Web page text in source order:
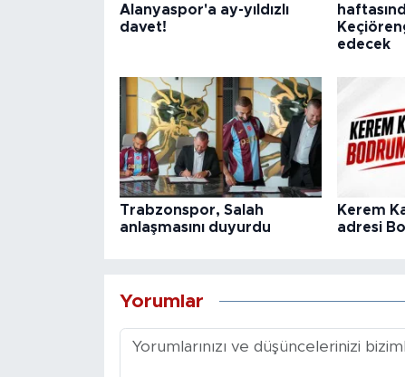
Alanyaspor'a ay-yıldızlı
davet!
edecek
Trabzonspor, Salah
anlaşmasını duyurdu
Kerem
adresi
Yorumlar